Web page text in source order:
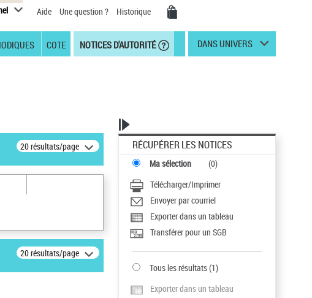
Aide Une question ? Historique
COTE NOTICES D'AUTORITÉ DANS UNIVERS
20 résultats/page
20 résultats/page
RÉCUPÉRER LES NOTICES
Ma sélection (0)
Télécharger/Imprimer
Envoyer par courriel
Exporter dans un tableau
Transférer pour un SGB
Tous les résultats(1)
Exporter dans un tableau